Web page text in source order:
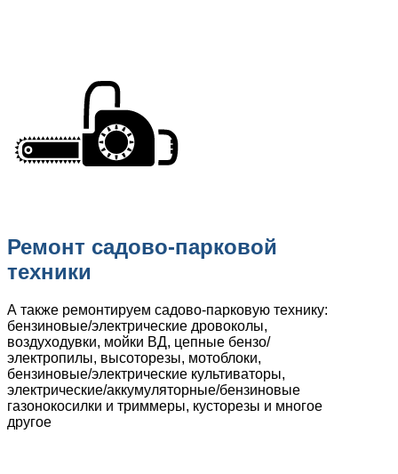
Ремонт садово-парковой
техники
А также ремонтируем садово-парковую технику:
бензиновые/электрические дровоколы,
воздуходувки, мойки ВД, цепные бензо/
электропилы, высоторезы, мотоблоки,
бензиновые/электрические культиваторы,
электрические/аккумуляторные/бензиновые
газонокосилки и триммеры, кусторезы и многое
другое